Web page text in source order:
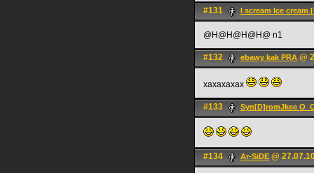
#131 I scream Ice cream
@H@H@H@H@ n1
#132 ebawy kak PRA @
хахахахах
#133 Syn[D]romJkee
#134 Ar-SiDE @